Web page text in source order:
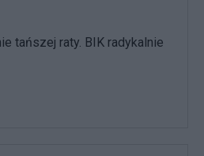
tańszej raty. BIK radykalnie